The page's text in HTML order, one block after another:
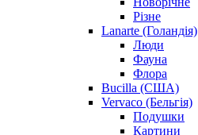
Різне
Lanarte (Голандія)
Люди
Фауна
Флора
Bucilla (США)
Vervaco (Бельгія)
Подушки
Картини